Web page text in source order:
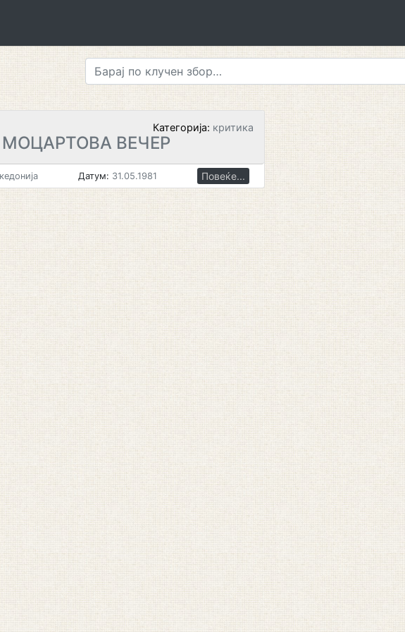
Категорија: критика
ВЕЧЕР
Датум: 31.05.1981 Повеќе...